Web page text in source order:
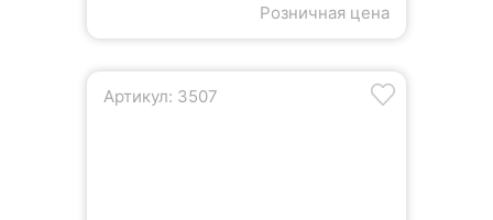
Розничная цена
Артикул: 3507